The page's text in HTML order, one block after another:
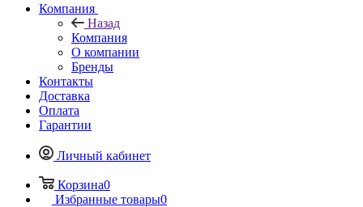
Компания
Назад
Компания
О компании
Бренды
Контакты
Доставка
Оплата
Гарантии
Личный кабинет
Корзина0
Избранные товары0